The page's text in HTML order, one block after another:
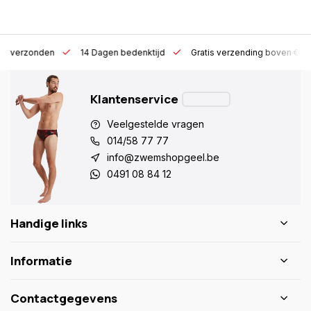
h verzonden 14 Dagen bedenktijd Gratis verzending boven
Klantenservice
Veelgestelde vragen
014/58 77 77
info@zwemshopgeel.be
0491 08 84 12
Handige links
Informatie
Contactgegevens